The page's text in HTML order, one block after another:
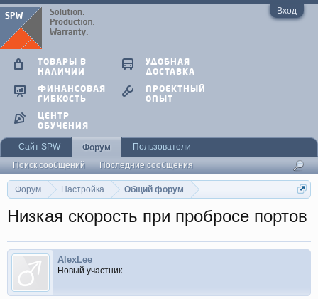
Вход
Форум Настройка Общий форум
Низкая скорость при пробросе портов
AlexLee
Новый участник
ТОВАРЫ В
НАЛИЧИИ
УДОБНАЯ
ДОСТАВКА
ФИНАНСОВАЯ
ГИБКОСТЬ
ПРОЕКТНЫЙ
ОПЫТ
ЦЕНТР
ОБУЧЕНИЯ
Сайт SPW
Форум
Поиск сообщений
Последние сообщения
Пользователи